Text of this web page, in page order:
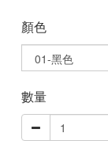
顏色
數量